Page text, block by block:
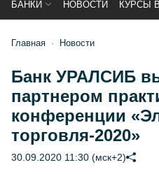
БАНКИ НОВОСТИ КУРСЫ
Главная Новости
Банк УРАЛСИБ
партнером
конференции
торговля-2020»
30.09.2020 11:30 (мск+2)